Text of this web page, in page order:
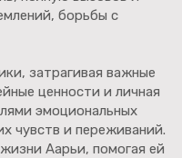
борьбы с
затрагивая важные
ценности и личная
эмоциональных
чувств и переживаний.
Аарьи, помогая ей